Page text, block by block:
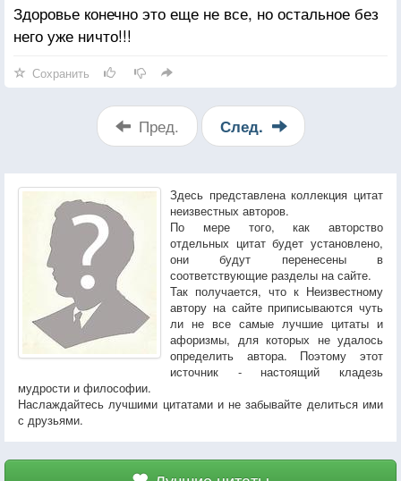
Здоровье конечно это еще не все, но остальное без
него уже ничто!!!
Сохранить
Пред. След.
Здесь представлена коллекция цитат
неизвестных авторов.
По мере того, как авторство
отдельных цитат будет установлено,
они будут перенесены в
соответствующие разделы на сайте.
Так получается, что к Неизвестному
автору на сайте приписываются чуть
ли не все самые лучшие цитаты и
афоризмы, для которых не удалось
определить автора. Поэтому этот
источник - настоящий кладезь
мудрости и философии.
Наслаждайтесь лучшими цитатами и не забывайте делиться ими
с друзьями.